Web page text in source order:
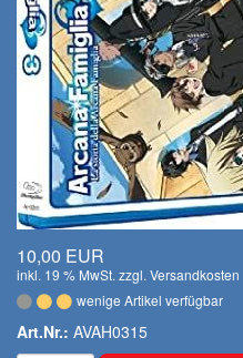
10,00 EUR
inkl. 19 % MwSt. zzgl. Versandkosten
wenige Artikel verfügbar
Art.Nr.: AVAH0315